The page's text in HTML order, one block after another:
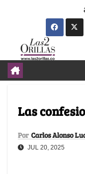
Las
Por Carlos Alonso
JUL 20, 2025